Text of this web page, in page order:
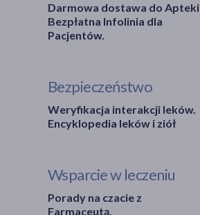
Darmowa dostawa do Apteki
Bezpłatna Infolinia dla
Pacjentów.
Bezpieczeństwo
Weryfikacja interakcji leków.
Encyklopedia leków i ziół
Wsparcie w leczeniu
Porady na czacie z
Farmaceutą.